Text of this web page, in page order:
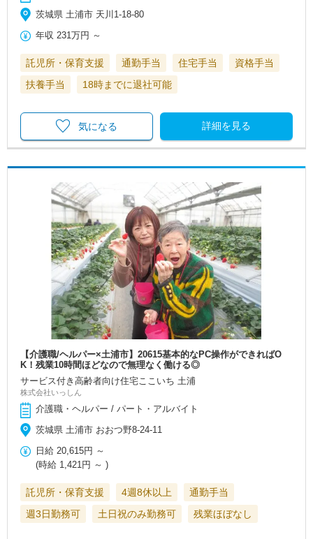
茨城県 土浦市 天川1-18-80
年収 231万円 ～
託児所・保育支援 通勤手当 住宅手当
資格手当
扶養手当
18時までに退社可能
詳細を見る
気になる
【介護職/ヘルパー×土浦市】20615基本的なPC操作ができればO
K！残業10時間ほどなので無理なく働ける◎
サービス付き高齢者向け住宅ここいち 土浦
株式会社いっしん
介護職・ヘルパー / パート・アルバイト
茨城県 土浦市 おおつ野8-24-11
日給 20,615円 ～
(時給 1,421円 ～ )
託児所・保育支援 4週8休以上
通勤手当
週3日勤務可
土日祝のみ勤務可 残業ほぼなし